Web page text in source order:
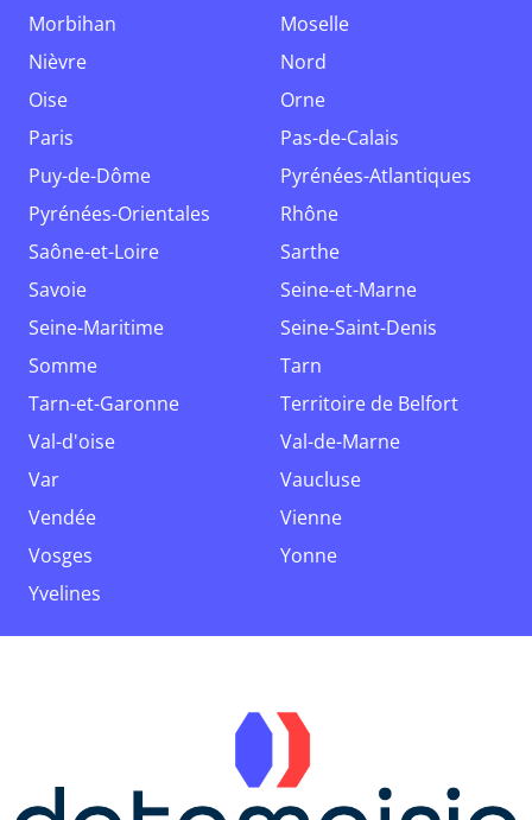
Morbihan
Moselle
Nièvre
Nord
Oise
Orne
Paris
Pas-de-Calais
Puy-de-Dôme
Pyrénées-Atlantiques
Pyrénées-Orientales
Rhône
Saône-et-Loire
Sarthe
Savoie
Seine-et-Marne
Seine-Maritime
Seine-Saint-Denis
Somme
Tarn
Tarn-et-Garonne
Territoire de Belfort
Val-d'oise
Val-de-Marne
Var
Vaucluse
Vendée
Vienne
Vosges
Yonne
Yvelines